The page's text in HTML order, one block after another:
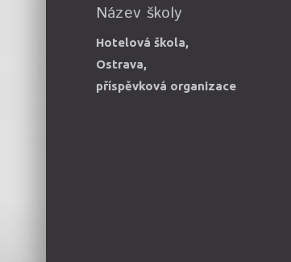
Název školy
Hotelová škola,
Ostrava,
příspěvková organizace